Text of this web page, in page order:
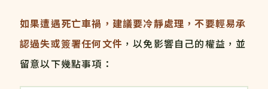
如果遭遇死亡車禍，建議要冷靜處理，不要輕易承
認過失或簽署任何文件 ，以免影響自己的權益，並
留意以下幾點事項：